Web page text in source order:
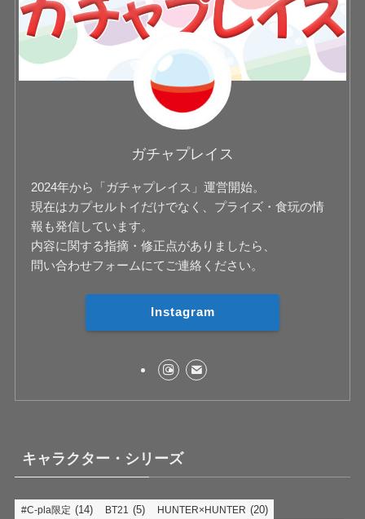
ガチャプレイス
2024年から「ガチャプレイス」運営開始。
現在はカプセルトイだけでなく、プライズ・食玩の情
報も発信しています。
内容に関する指摘・修正点がありましたら、
問い合わせフォームにてご連絡ください。
Instagram
キャラクター・シリーズ
#C-pla限定 (14) BT21 (5) HUNTER×HUNTER (20)